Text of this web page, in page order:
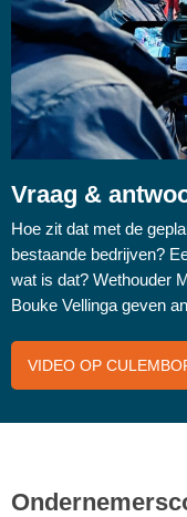
Vraag &
Hoe zit dat met de
bestaande bedrijven?
wat is dat? Wethouder
Bouke Vellinga geven
VIDEO OP